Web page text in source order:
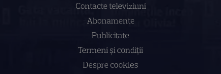
Contacte televiziuni
Abonamente
Publicitate
Termeni și condiții
Despre cookies